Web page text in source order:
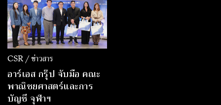
ตลาดหลักทรัพย์แห่งประเทศไทย
ได้มอบให้แก่องค์กรที่เข้าร่วมโครง
การฯ และนำชุดความรู้ด้านความ
ยั่งยืนไปส่งเสริมให้พนักงานได้
เรียนรู้ผ่านระบบ e-Learning
อย่างมีประสิทธิภาพ
CSR / ข่าวสาร
อาร์เอส กรุ๊ป จับมือ คณะ
พาณิชยศาสตร์และการ
บัญชี จุฬาฯ